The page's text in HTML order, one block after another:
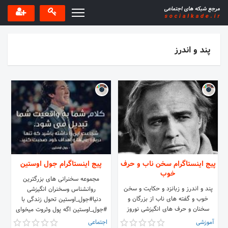
پند و اندرز
پیج اینستاگرام سخن ناب و حرف
خوب
پند و اندرز و زبانزد و حکایت و سخن
خوب و گفته های ناب از بزرگان و
سخنان و حرف های انگیزشی نوروز
تلگرام ما: @Nowrooz
آموزشی
پیج اینستاگرام جول اوستین
مجموعه سخنرانی های بزرگترین
روانشناس وسخنران انگیزشی
دنیا#جول_اوستین تحول زندگی با
#جول_اوستین اگه پول وثروت میخوای
اگه آرامش میخوای ... پس فالو کن
اجتماعی